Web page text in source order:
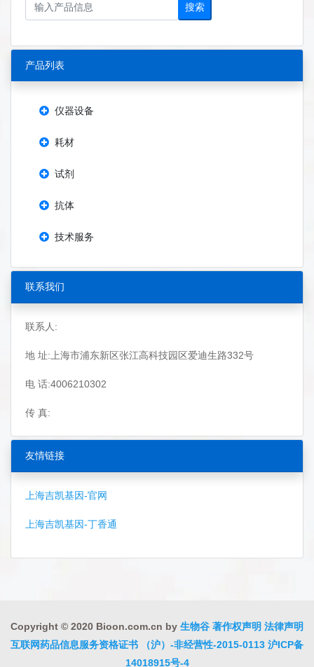
搜索
产品列表
仪器设备
耗材
试剂
抗体
技术服务
联系我们
联系人:
地 址:上海市浦东新区张江高科技园区爱迪生路332号
电 话:4006210302
传 真:
友情链接
上海吉凯基因-官网
上海吉凯基因-丁香通
Copyright © 2020 Bioon.com.cn by 生物谷 著作权声明 法律声明
互联网药品信息服务资格证书 （沪）-非经营性-2015-0113 沪ICP备
14018915号-4